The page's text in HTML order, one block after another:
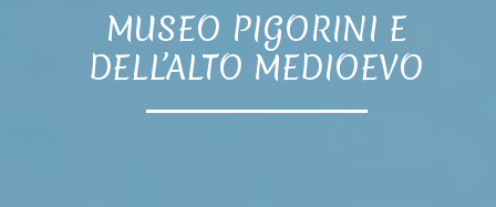
MUSEO PIGORINI E
DELL’ALTO MEDIOEVO